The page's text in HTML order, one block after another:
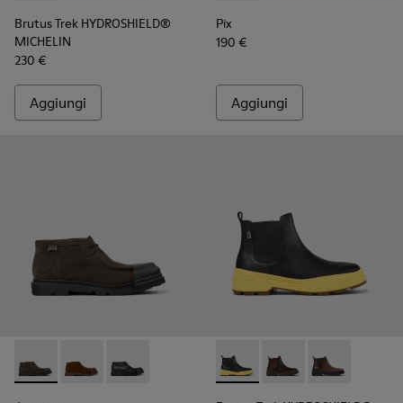
Brutus Trek HYDROSHIELD®
MICHELIN
230 €
Aggiungi
Pix
190 €
Aggiungi
Junction - K300475-001 - Scarpa da uomo in nabuk grigia
Junction - K300475-005
Junction - K300475-004Brutus TrekBrutus TrekBrutus Trek